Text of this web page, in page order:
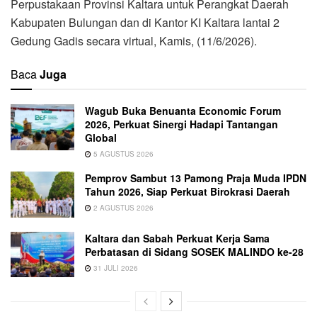
Perpustakaan Provinsi Kaltara untuk Perangkat Daerah
Kabupaten Bulungan dan di Kantor KI Kaltara lantai 2
Gedung Gadis secara virtual, Kamis, (11/6/2026).
BacaJuga
Wagub Buka Benuanta Economic Forum
2026, Perkuat Sinergi Hadapi Tantangan
Global
5 AGUSTUS 2026
Pemprov Sambut 13 Pamong Praja Muda IPDN
Tahun 2026, Siap Perkuat Birokrasi Daerah
2 AGUSTUS 2026
Kaltara dan Sabah Perkuat Kerja Sama
Perbatasan di Sidang SOSEK MALINDO ke-28
31 JULI 2026